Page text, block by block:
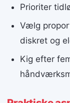
Prioriter
Vælg
diskret og
Kig efter